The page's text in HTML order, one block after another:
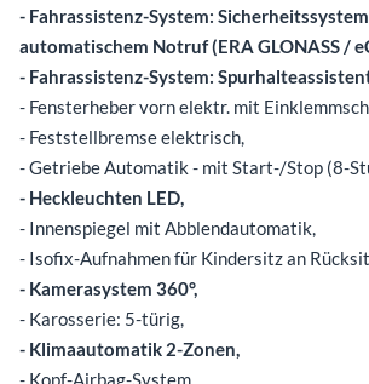
- Fahrassistenz-System:
automatischem Notruf (ERA GLONASS /
- Fahrassistenz-System:
- Fensterheber vorn elektr. mit
- Feststellbremse elektrisch,
- Getriebe Automatik - mit Start-/Stop (8-
- Heckleuchten LED,
- Innenspiegel mit Abblendautomatik,
- Isofix-Aufnahmen für Kindersitz an
- Kamerasystem 360°,
- Karosserie: 5-türig,
- Klimaautomatik 2-Zonen,
- Kopf-Airbag-System,